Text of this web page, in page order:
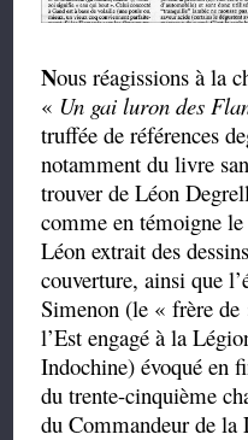
Nous réagissions à la
« Un gai luron des
truffée deréférences
notamment du livre
trouver de Léon
comme en témoigne
Léon extrait des
couverture, ainsi que
Simenon (le « frère
l’Est engagé à la
Indochine) évoqué en
du trente-cinquième
du Commandeur de la